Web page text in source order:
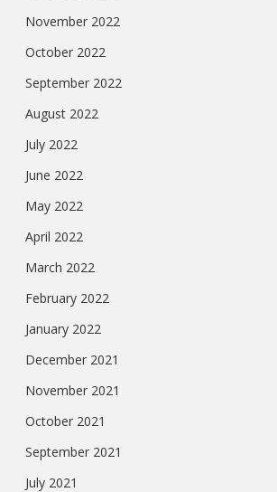
November 2022
October 2022
September 2022
August 2022
July 2022
June 2022
May 2022
April 2022
March 2022
February 2022
January 2022
December 2021
November 2021
October 2021
September 2021
July 2021